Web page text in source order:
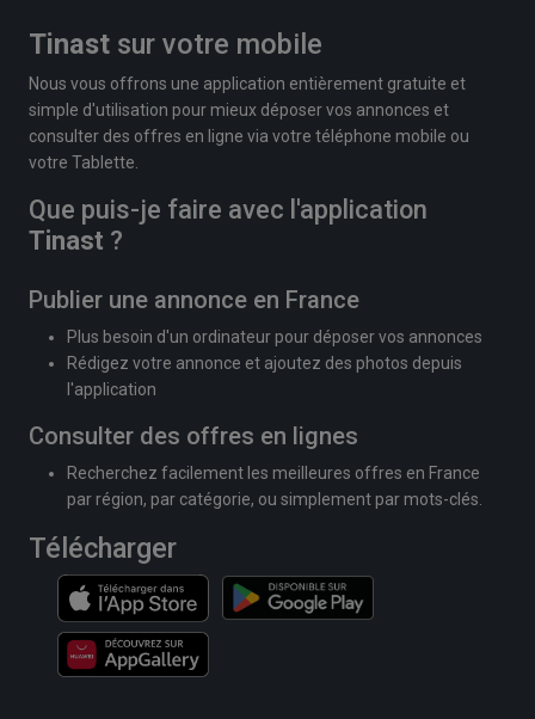
Tinast sur votre mobile
Nous vous offrons une application entièrement gratuite et
simple d'utilisation pour mieux déposer vos annonces et
consulter des offres en ligne via votre téléphone mobile ou
votre Tablette.
Que puis-je faire avec l'application
Tinast ?
Publier une annonce en France
Plus besoin d'un ordinateur pour déposer vos annonces
Rédigez votre annonce et ajoutez des photos depuis
l'application
Consulter des offres en lignes
Recherchez facilement les meilleures offres en France
par région, par catégorie, ou simplement par mots-clés.
Télécharger